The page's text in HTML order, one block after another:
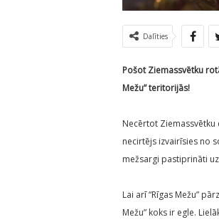
Dalīties
Pošot Ziemassvētku
Mežu”teritorijās!
Necērtot Ziemassvētku
necirtējs izvairīsies no
mežsargi pastiprināti
Lai arī “Rīgas Mežu”
Mežu” koks ir egle.